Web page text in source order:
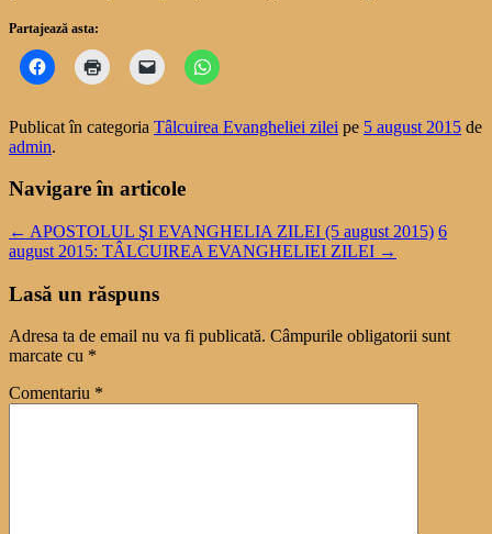
Partajează asta:
Publicat în categoria Tâlcuirea Evangheliei zilei pe 5 august 2015 de
admin.
Navigare în articole
← APOSTOLUL ŞI EVANGHELIA ZILEI (5 august 2015) 6
august 2015: TÂLCUIREA EVANGHELIEI ZILEI →
Lasă un răspuns
Adresa ta de email nu va fi publicată. Câmpurile obligatorii sunt
marcate cu *
Comentariu *